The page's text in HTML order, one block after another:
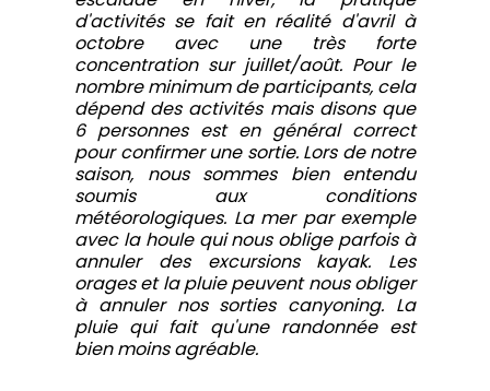
d'activités se fait en réalité d'avril à
octobre avec une très forte
concentration sur juillet/août. Pour le
nombre minimum de participants, cela
dépend des activités mais disons que
6 personnes est en général correct
pour confirmer une sortie. Lors de notre
saison, nous sommes bien entendu
soumis aux conditions
météorologiques. La mer par exemple
avec la houle qui nous oblige parfois à
annuler des excursions kayak. Les
orages et la pluie peuvent nous obliger
à annuler nos sorties canyoning. La
pluie qui fait qu'une randonnée est
bien moins agréable.